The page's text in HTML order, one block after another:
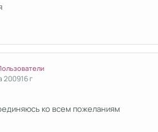
200916 г
ко всем пожеланиям